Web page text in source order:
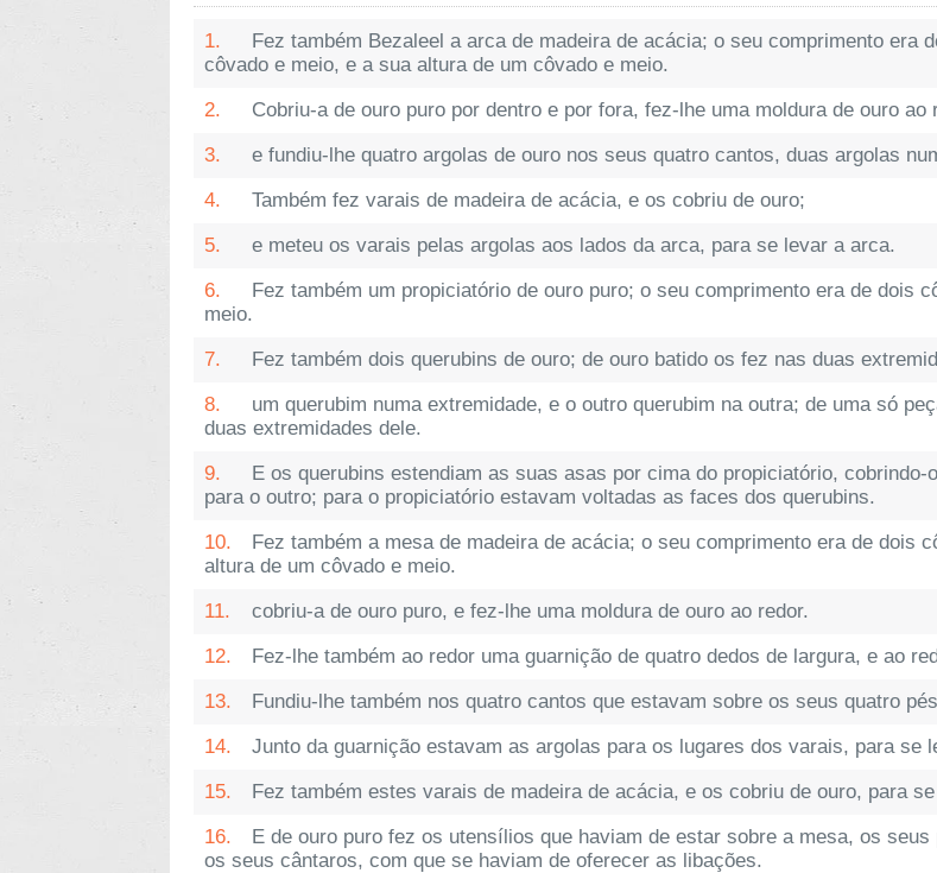
1.
Fez também Bezaleel a arca de madeira de acácia; o seu comprimento era
côvado e meio, e a sua altura de um côvado e meio.
2.
Cobriu-a de ouro puro por dentro e por fora, fez-lhe uma moldura de ouro ao
3.
e fundiu-lhe quatro argolas de ouro nos seus quatro cantos, duas argolas
4.
Também fez varais de madeira de acácia, e os cobriu de ouro;
5.
e meteu os varais pelas argolas aos lados da arca, para se levar a arca.
6.
Fez também um propiciatório de ouro puro; o seu comprimento era de dois
meio.
7.
Fez também dois querubins de ouro; de ouro batido os fez nas duas
8.
um querubim numa extremidade, e o outro querubim na outra; de uma só
duas extremidades dele.
9.
E os querubins estendiam as suas asas por cima do propiciatório,
para o outro; para o propiciatório estavam voltadas as faces dos querubins.
10.
Fez também a mesa de madeira de acácia; o seu comprimento era de dois
altura de um côvado e meio.
11.
cobriu-a de ouro puro, e fez-lhe uma moldura de ouro ao redor.
12.
Fez-lhe também ao redor uma guarnição de quatro dedos de largura, e ao
13.
Fundiu-lhe também nos quatro cantos que estavam sobre os seus quatro
14.
Junto da guarnição estavam as argolas para os lugares dos varais, para se
15.
Fez também estes varais de madeira de acácia, e os cobriu de ouro, para
16.
E de ouro puro fez os utensílios que haviam de estar sobre a mesa, os
os seus cântaros, com que se haviam de oferecer as libações.